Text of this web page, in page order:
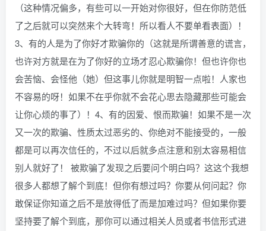
（这种情况偏多，有些可以一开始对你很好，但在你防范低
了之后就可以突然来个大转弯！所以看人不要单看表面）！
3、有的人是为了你好才欺骗你的（这就是所谓善意的谎言，
也许对方就是在为了你好的立场才忍心欺骗你！但也许你也
会苦恼、会怪他（她）但这事儿你就是明智一点啦！人家也
不容易的呀！如果不在乎你就不会花心思去隐藏那些可能会
让你心烦的事了）！4、有的因爱、恨而欺骗！如果不是一次
又一次的欺骗、性质太过恶劣的、你绝对不能接受的，一般
都是可以再次信任的，不过以后就多点注意和别太容易相信
别人就好了！ 被欺骗了发现之后要问个明白吗？这这个我想
很多人都想了解个到底！但你有想过吗？你要从何问起？你
敢保证你知道之后不是放得低了而是加难过吗？但如果你要
坚持要了解个到底，那你可以通过相关人员或者书信形式进